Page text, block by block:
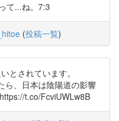
て...ね。7:3
(投稿一覧)
とされています。
ら、日本は陰陽道の影響
t.co/FcviUWLw8B